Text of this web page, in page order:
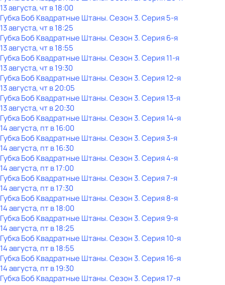
13 августа, чт в 18:00
Губка Боб Квадратные Штаны. Сезон 3. Серия 5-я
13 августа, чт в 18:25
Губка Боб Квадратные Штаны. Сезон 3. Серия 6-я
13 августа, чт в 18:55
Губка Боб Квадратные Штаны. Сезон 3. Серия 11-я
13 августа, чт в 19:30
Губка Боб Квадратные Штаны. Сезон 3. Серия 12-я
13 августа, чт в 20:05
Губка Боб Квадратные Штаны. Сезон 3. Серия 13-я
13 августа, чт в 20:30
Губка Боб Квадратные Штаны. Сезон 3. Серия 14-я
14 августа, пт в 16:00
Губка Боб Квадратные Штаны. Сезон 3. Серия 3-я
14 августа, пт в 16:30
Губка Боб Квадратные Штаны. Сезон 3. Серия 4-я
14 августа, пт в 17:00
Губка Боб Квадратные Штаны. Сезон 3. Серия 7-я
14 августа, пт в 17:30
Губка Боб Квадратные Штаны. Сезон 3. Серия 8-я
14 августа, пт в 18:00
Губка Боб Квадратные Штаны. Сезон 3. Серия 9-я
14 августа, пт в 18:25
Губка Боб Квадратные Штаны. Сезон 3. Серия 10-я
14 августа, пт в 18:55
Губка Боб Квадратные Штаны. Сезон 3. Серия 16-я
14 августа, пт в 19:30
Губка Боб Квадратные Штаны. Сезон 3. Серия 17-я